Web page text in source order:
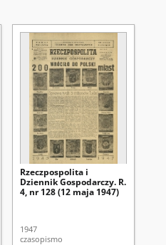
Rzeczpospolita i
Dziennik Gospodarczy. R.
4, nr 128 (12 maja 1947)
1947
czasopismo